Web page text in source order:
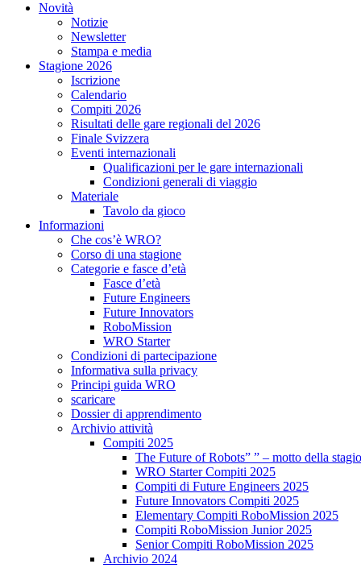
Novità
Notizie
Newsletter
Stampa e media
Stagione 2026
Iscrizione
Calendario
Compiti 2026
Risultati delle gare regionali del 2026
Finale Svizzera
Eventi internazionali
Qualificazioni per le gare internazionali
Condizioni generali di viaggio
Materiale
Tavolo da gioco
Informazioni
Che cos’è WRO?
Corso di una stagione
Categorie e fasce d’età
Fasce d’età
Future Engineers
Future Innovators
RoboMission
WRO Starter
Condizioni di partecipazione
Informativa sulla privacy
Principi guida WRO
scaricare
Dossier di apprendimento
Archivio attività
Compiti 2025
The Future of Robots” ” – motto della
WRO Starter Compiti 2025
Compiti di Future Engineers 2025
Future Innovators Compiti 2025
Elementary Compiti RoboMission 2025
Compiti RoboMission Junior 2025
Senior Compiti RoboMission 2025
Archivio 2024